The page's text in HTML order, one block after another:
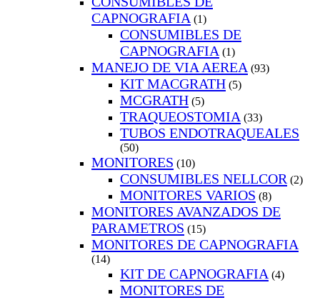
CAPNOGRAFIA (1)
CONSUMIBLES DE
CAPNOGRAFIA (1)
MANEJO DE VIA AEREA (93)
KIT MACGRATH (5)
MCGRATH (5)
TRAQUEOSTOMIA (33)
TUBOS ENDOTRAQUEALES
(50)
MONITORES (10)
CONSUMIBLES NELLCOR (2)
MONITORES VARIOS (8)
MONITORES AVANZADOS DE
PARAMETROS (15)
MONITORES DE CAPNOGRAFIA
(14)
KIT DE CAPNOGRAFIA (4)
MONITORES DE